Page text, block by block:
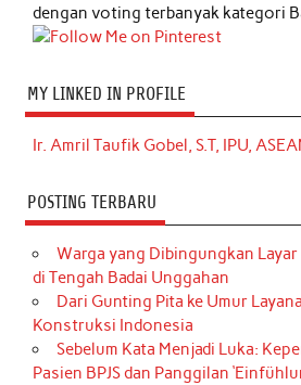
dengan voting terbanyak kategori
MY LINKED IN PROFILE
Ir. Amril Taufik Gobel, S.T, IPU,
POSTING TERBARU
Warga yang Dibingungkan Layar
di Tengah Badai Unggahan
Dari Gunting Pita ke Umur
Konstruksi Indonesia
Sebelum Kata Menjadi Luka:
Pasien BPJS dan Panggilan